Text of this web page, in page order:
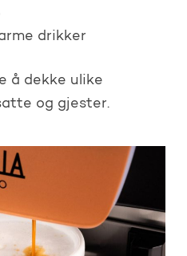
drikker
å dekke ulike
og gjester.